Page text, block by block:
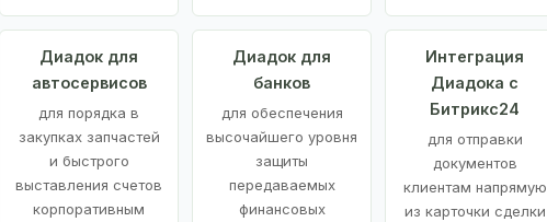
Диадок для
автосервисов
для порядка в
закупках запчастей
и быстрого
выставления счетов
корпоративным
Диадок для
банков
для обеспечения
высочайшего уровня
защиты
передаваемых
финансовых
Интеграция
Диадока с
Битрикс24
для отправки
документов
клиентам напрямую
из карточки сделки